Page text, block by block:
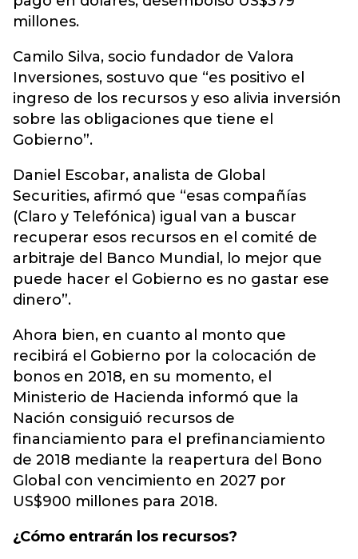
millones.
Camilo Silva, socio fundador de Valora
Inversiones, sostuvo que “es positivo el
ingreso de los recursos y eso alivia inversión
sobre las obligaciones que tiene el
Gobierno”.
Daniel Escobar, analista de Global
Securities, afirmó que “esas compañías
(Claro y Telefónica) igual van a buscar
recuperar esos recursos en el comité de
arbitraje del Banco Mundial, lo mejor que
puede hacer el Gobierno es no gastar ese
dinero”.
Ahora bien, en cuanto al monto que
recibirá el Gobierno por la colocación de
bonos en 2018, en su momento, el
Ministerio de Hacienda informó que la
Nación consiguió recursos de
financiamiento para el prefinanciamiento
de 2018 mediante la reapertura del Bono
Global con vencimiento en 2027 por
US$900 millones para 2018.
¿Cómo entrarán los recursos?